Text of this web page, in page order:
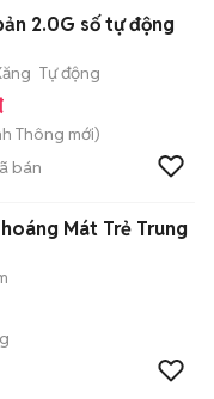
2.0G số tự động
Tự động
Thông mới)
bán
Mát Trẻ Trung